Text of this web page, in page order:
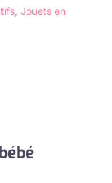
Jouets en